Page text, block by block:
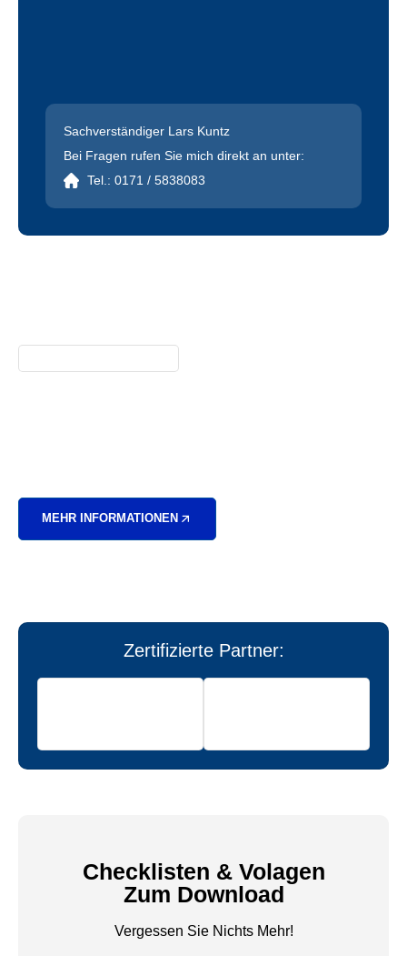
Sachverständiger Lars Kuntz
Bei Fragen rufen Sie mich direkt an unter:
Tel.: 0171 / 5838083
MEHR INFORMATIONEN
Zertifizierte Partner:
Checklisten & Volagen
Zum Download
Vergessen Sie Nichts Mehr!